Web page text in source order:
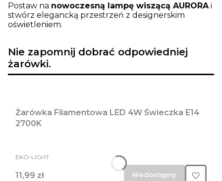
Postaw na nowoczesną lampę wiszącą AURORAi
stwórz elegancką przestrzeń z designerskim
oświetleniem.
Nie zapomnij dobrać odpowiedniej
żarówki.
Żarówka Filamentowa LED 4W Świeczka E14
2700K
PRODUCENT
EKO-LIGHT
Cena
11,99 zł Niedostępny